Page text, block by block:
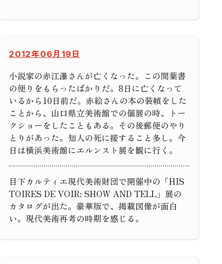
2012年06月19日
小説家の赤江瀑さんが亡くなった。この間葉書
の便りをもらったばかりだ。8日に亡くなって
いるから10日前だ。赤絵さんの本の装幀をした
ことから、山口県立美術館での個展の時、トー
クショーをしたこともある。その後郵便のやり
とりがあった。知人の死に接すること多し。今
日は横浜美術館にエルンスト展を観に行く。
目下カルティエ現代美術財団で開催中の「HIS
TOIRES DE VOIR: SHOW AND TELL」展の
カタログが出た。豪華版で、掲載図像が面白
い。現代美術再考の時期を感じる。